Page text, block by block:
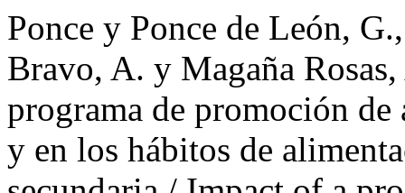
Ponce y Ponce de León,
Bravo, A. y Magaña
programa de promoción
y en los hábitos de